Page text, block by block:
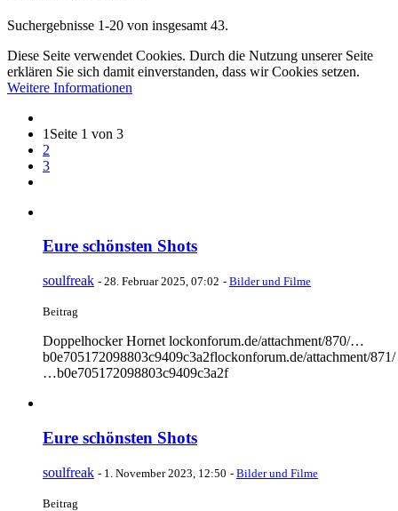
Suchergebnisse 1-20 von insgesamt 43.
Diese Seite verwendet Cookies. Durch die Nutzung unserer Seite
erklären Sie sich damit einverstanden, dass wir Cookies setzen.
Weitere Informationen
1 Seite 1 von 3
2
3
Eure schönsten Shots
soulfreak - 28. Februar 2025, 07:02 - Bilder und Filme
Beitrag
Doppelhocker Hornet lockonforum.de/attachment/870/…
b0e705172098803c9409c3a2flockonforum.de/attachment/871/
…b0e705172098803c9409c3a2f
Eure schönsten Shots
soulfreak - 1. November 2023, 12:50 - Bilder und Filme
Beitrag